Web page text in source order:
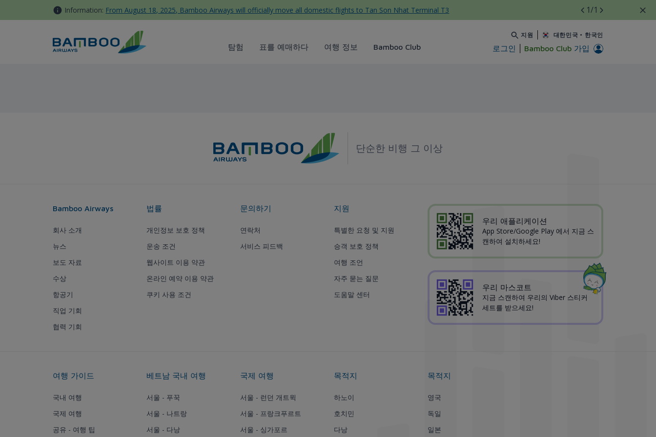
Information: From August 18, 2025, Bamboo Airways will officially move all domestic flights to Tan Son Nhat Terminal T3 1/1
탐험 표를 예매하다 여행 정보 Bamboo Club
지원 대한민국 • 한국인
로그인 Bamboo Club 가입
단순한 비행 그 이상
Bamboo Airways
회사 소개
뉴스
보도 자료
수상
항공기
직업 기회
협력 기회
법률
개인정보 보호 정책
운송 조건
웹사이트 이용 약관
온라인 예약 이용 약관
쿠키 사용 조건
문의하기
연락처
서비스 피드백
지원
특별한 요청 및 지원
승객 보호 정책
여행 조언
자주 묻는 질문
도움말 센터
우리 애플리케이션
App Store/Google Play 에서 지금 스
캔하여 설치하세요!
우리 마스코트
지금 스캔하여 우리의 Viber 스티커
세트를 받으세요!
여행 가이드
국내 여행
국제 여행
공유 - 여행 팁
베트남 국내 여행
서울 - 푸꾹
서울 - 나트랑
서울 - 다낭
국제 여행
서울 - 런던 개트윅
서울 - 프랑크푸르트
서울 - 싱가포르
목적지
하노이
호치민
다낭
목적지
영국
독일
일본